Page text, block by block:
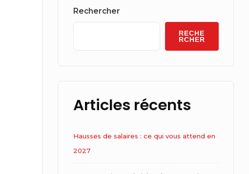
Widget
Rechercher
RECHE
RCHER
Articles récents
Hausses de salaires : ce qui vous attend en
2027